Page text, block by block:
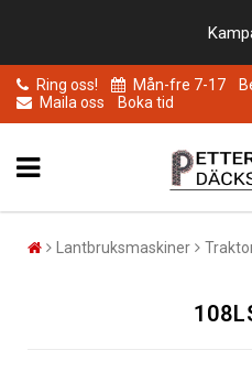
Ring oss! Mån-fre 7-17
Maila oss
Boka tid
Lantbruksmaskiner